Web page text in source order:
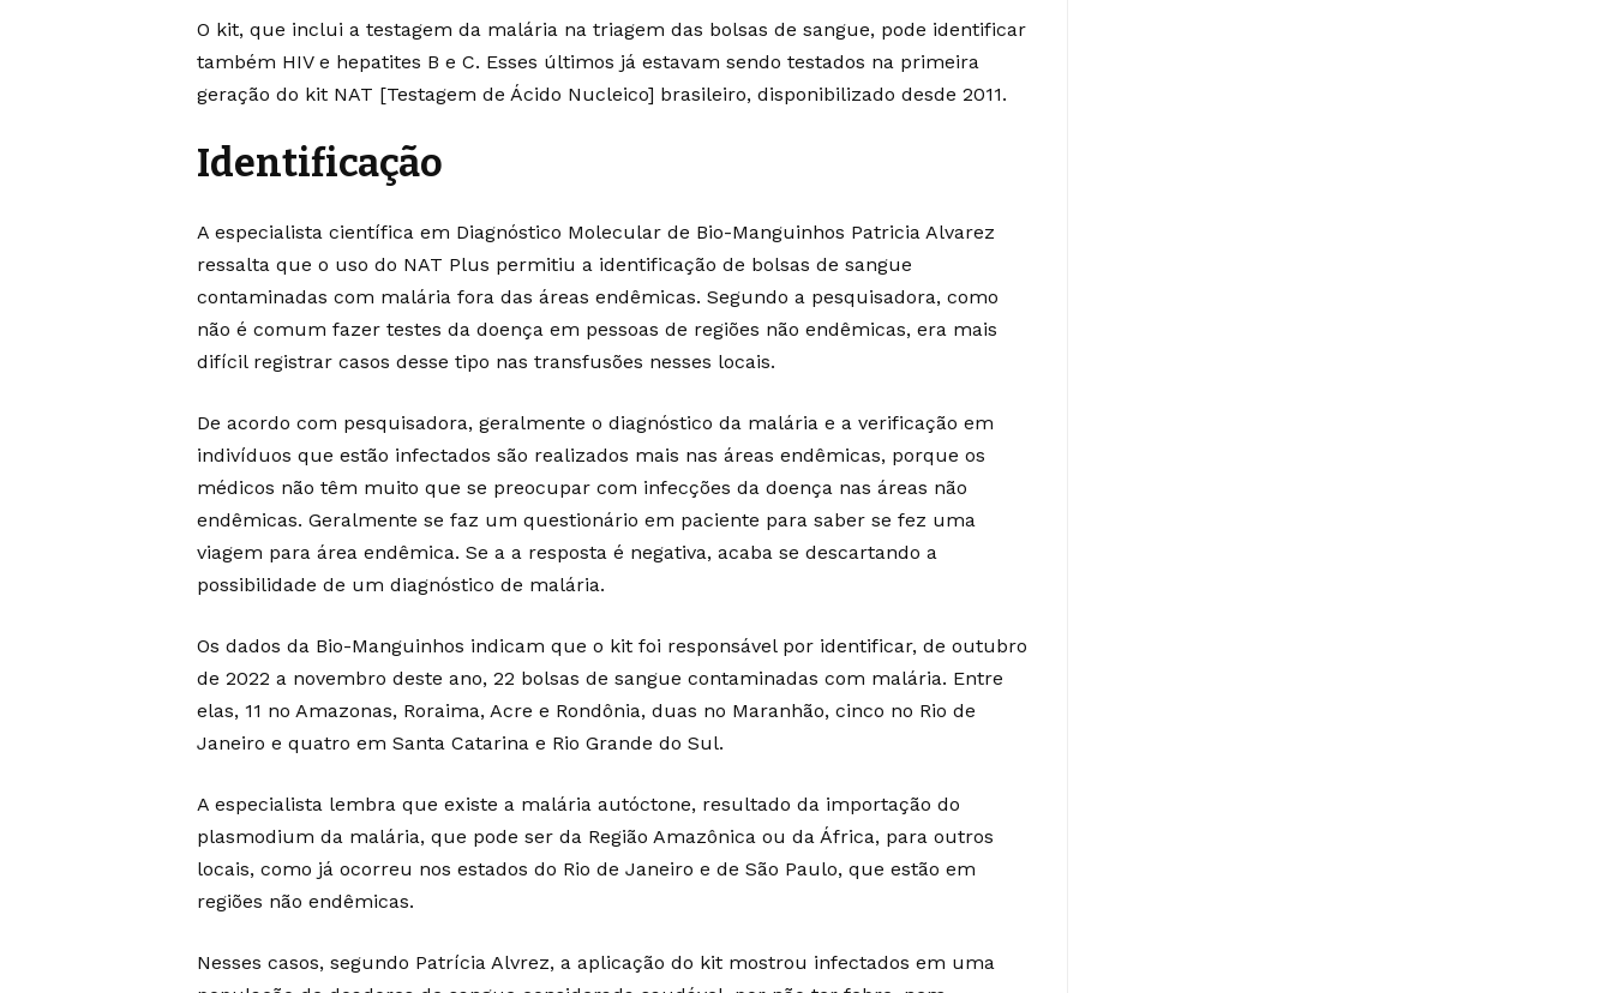
O kit, que inclui a testagem da malária na triagem das bolsas de sangue, pode identificar
também HIV e hepatites B e C. Esses últimos já estavam sendo testados na primeira
geração do kit NAT [Testagem de Ácido Nucleico] brasileiro, disponibilizado desde 2011.
Identificação
A especialista científica em Diagnóstico Molecular de Bio-Manguinhos Patricia Alvarez
ressalta que o uso do NAT Plus permitiu a identificação de bolsas de sangue
contaminadas com malária fora das áreas endêmicas. Segundo a pesquisadora, como
não é comum fazer testes da doença em pessoas de regiões não endêmicas, era mais
difícil registrar casos desse tipo nas transfusões nesses locais.
De acordo com pesquisadora, geralmente o diagnóstico da malária e a verificação em
indivíduos que estão infectados são realizados mais nas áreas endêmicas, porque os
médicos não têm muito que se preocupar com infecções da doença nas áreas não
endêmicas. Geralmente se faz um questionário em paciente para saber se fez uma
viagem para área endêmica. Se a a resposta é negativa, acaba se descartando a
possibilidade de um diagnóstico de malária.
Os dados da Bio-Manguinhos indicam que o kit foi responsável por identificar, de outubro
de 2022 a novembro deste ano, 22 bolsas de sangue contaminadas com malária. Entre
elas, 11 no Amazonas, Roraima, Acre e Rondônia, duas no Maranhão, cinco no Rio de
Janeiro e quatro em Santa Catarina e Rio Grande do Sul.
A especialista lembra que existe a malária autóctone, resultado da importação do
plasmodium da malária, que pode ser da Região Amazônica ou da África, para outros
locais, como já ocorreu nos estados do Rio de Janeiro e de São Paulo, que estão em
regiões não endêmicas.
Nesses casos, segundo Patrícia Alvrez, a aplicação do kit mostrou infectados em uma